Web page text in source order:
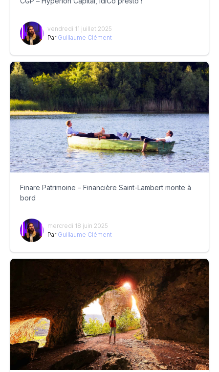
vendredi 11 juillet 2025
Par Guillaume Clément
Finare Patrimoine – Financière Saint-Lambert monte à
bord
mercredi 18 juin 2025
Par Guillaume Clément